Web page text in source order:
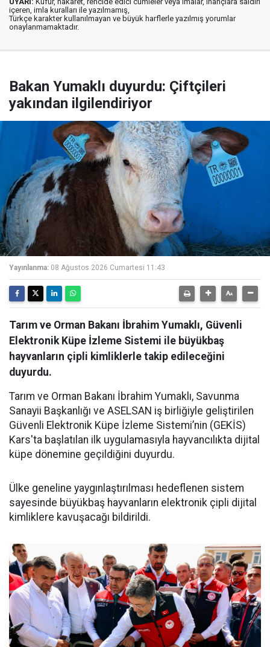
içeren, imla kuralları ile yazılmamış,
Türkçe karakter kullanılmayan ve büyük harflerle yazılmış yorumlar
onaylanmamaktadır.
Bakan Yumaklı duyurdu: Çiftçileri
yakından ilgilendiriyor
Yayınlanma: 08 Ağustos 2026 Cumartesi 11:43
Tarım ve Orman Bakanı İbrahim Yumaklı, Güvenli
Elektronik Küpe İzleme Sistemi ile büyükbaş
hayvanların çipli kimliklerle takip edileceğini
duyurdu.
Tarım ve Orman Bakanı İbrahim Yumaklı, Savunma
Sanayii Başkanlığı ve ASELSAN iş birliğiyle geliştirilen
Güvenli Elektronik Küpe İzleme Sistemi’nin (GEKİS)
Kars'ta başlatılan ilk uygulamasıyla hayvancılıkta dijital
küpe dönemine geçildiğini duyurdu.
Ülke geneline yaygınlaştırılması hedeflenen sistem
sayesinde büyükbaş hayvanların elektronik çipli dijital
kimliklere kavuşacağı bildirildi.